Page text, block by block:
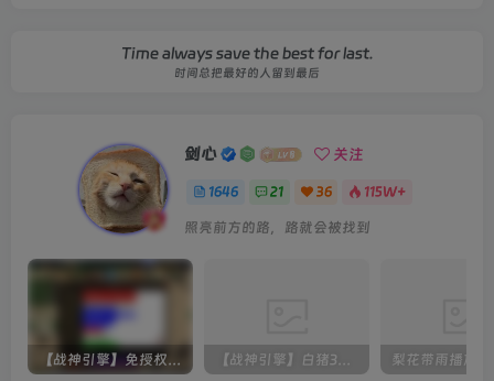
Time always save the best for last.
时间总把最好的人留到最后
剑心 关注
1646 21 36 115W+
照亮前方的路，路就会被找到
【战神引擎】免授权-原生 [全屏自动拾取] 插件 + 配置教程（更新修复版，具体自测）